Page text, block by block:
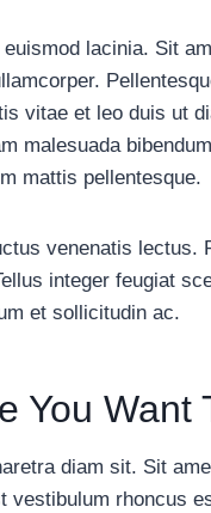
euismod lacinia. Sit
vitae et leo duis ut
malesuada
mattis pellentesque.
venenatis lectus.
integer feugiat
et sollicitudin ac.
You Want
diam sit. Sit
vestibulum rhoncus